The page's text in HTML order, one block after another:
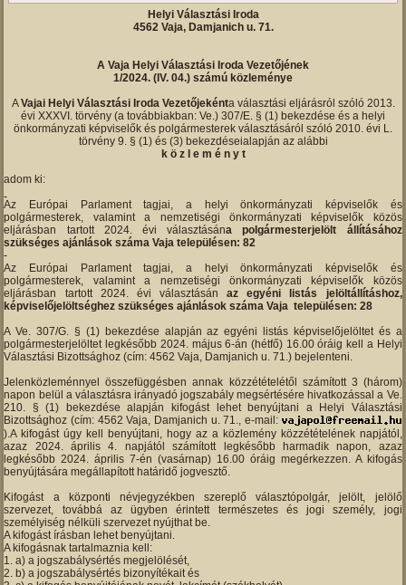
Helyi Választási Iroda
4562 Vaja, Damjanich u. 71.
A Vaja Helyi Választási Iroda Vezetőjének
1/2024. (IV. 04.) számú közleménye
AVajai Helyi Választási Iroda Vezetőjekénta választási eljárásról szóló 2013.
évi XXXVI. törvény (a továbbiakban: Ve.) 307/E. § (1) bekezdése és a helyi
önkormányzati képviselők és polgármesterek választásáról szóló 2010. évi L.
törvény 9. § (1) és (3) bekezdéseialapján az alábbi
k ö z l e m é n y t
adom ki:
Az Európai Parlament tagjai, a helyi önkormányzati képviselők és
polgármesterek, valamint a nemzetiségi önkormányzati képviselők közös
eljárásban tartott 2024. évi választásána polgármesterjelölt állításához
szükséges ajánlások száma Vaja településen: 82
Az Európai Parlament tagjai, a helyi önkormányzati képviselők és
polgármesterek, valamint a nemzetiségi önkormányzati képviselők közös
eljárásban tartott 2024. évi választásánaz egyéni listás jelöltállításhoz,
képviselőjelöltséghez szükséges ajánlások száma Vaja településen: 28
A Ve. 307/G. § (1) bekezdése alapján az egyéni listás képviselőjelöltet és a
polgármesterjelöltet legkésőbb 2024. május 6-án (hétfő) 16.00 óráig kell a Helyi
Választási Bizottsághoz (cím: 4562 Vaja, Damjanich u. 71.) bejelenteni.
Jelenközleménnyel összefüggésben annak közzétételétől számított 3 (három)
napon belül a választásra irányadó jogszabály megsértésére hivatkozással a Ve.
210. § (1) bekezdése alapján kifogást lehet benyújtani a Helyi Választási
Bizottsághoz (cím: 4562 Vaja, Damjanich u. 71., e-mail:
).A kifogást úgy kell benyújtani, hogy az a közlemény közzétételének napjától,
azaz 2024. április 4. napjától számított legkésőbb harmadik napon, azaz
legkésőbb 2024. április 7-én (vasárnap) 16.00 óráig megérkezzen. A kifogás
benyújtására megállapított határidő jogvesztő.
Kifogást a központi névjegyzékben szereplő választópolgár, jelölt, jelölő
szervezet, továbbá az ügyben érintett természetes és jogi személy, jogi
személyiség nélküli szervezet nyújthat be.
A kifogást írásban lehet benyújtani.
A kifogásnak tartalmaznia kell:
a) a jogszabálysértés megjelölését,
b) a jogszabálysértés bizonyítékait és